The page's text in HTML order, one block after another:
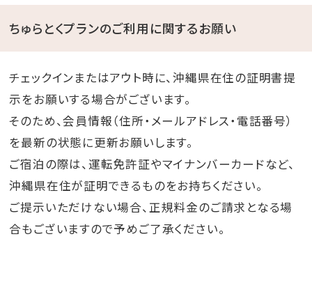
ちゅらとくプランのご利用に関するお願い
チェックインまたはアウト時に、沖縄県在住の証明書提
示をお願いする場合がございます。
そのため、会員情報（住所・メールアドレス・電話番号）
を最新の状態に更新お願いします。
ご宿泊の際は、運転免許証やマイナンバーカードなど、
沖縄県在住が証明できるものをお持ちください。
ご提示いただけない場合、正規料金のご請求となる場
合もございますので予めご了承ください。